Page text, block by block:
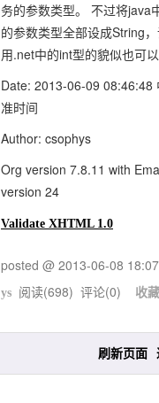
务的参数类型。 不过将java
的参数类型全部设成String
用.net中的int型的貌似也可以
Date: 2013-06-09 08:46:48
准时间
Author: csophys
Org version 7.8.11 with
version 24
Validate XHTML 1.0
posted @ 2013-06-08 18:07
ys 阅读(698) 评论(0) 收藏
刷新页面